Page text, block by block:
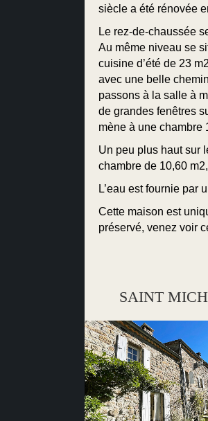
siècle a été rénovée
Le rez-de-chaussée
Au même niveau se
cuisine d’été de 23
avec une belle
passons à la salle à
de grandes fenêtres
mène à une chambre
Un peu plus haut sur
chambre de 10,60
L’eau est fournie par
Cette maison est
préservé, venez voir
SAINT